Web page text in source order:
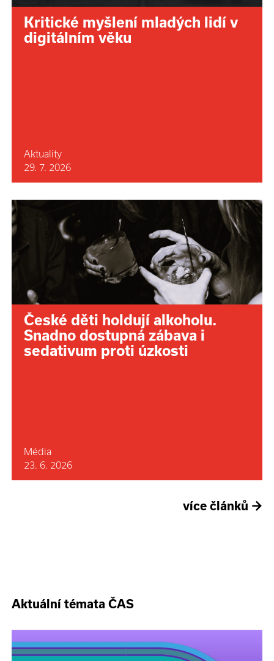
Kritické myšlení mladých lidí v
digitálním věku
Aktuality
29. 7. 2026
České děti holdují alkoholu.
Snadno dostupná zábava i
sedativum proti úzkosti
Média
23. 6. 2026
více článků →
Aktuální témata ČAS